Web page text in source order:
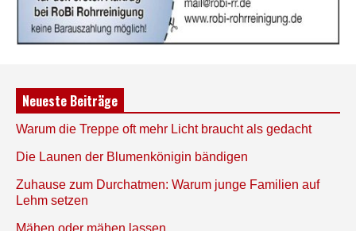
Neueste Beiträge
Warum die Treppe oft mehr Licht braucht als gedacht
Die Launen der Blumenkönigin bändigen
Zuhause zum Durchatmen: Warum junge Familien auf
Lehm setzen
Mähen oder mähen lassen